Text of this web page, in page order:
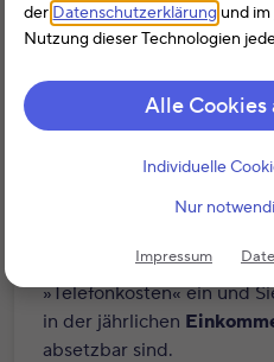
der Datenschutzerklärung und im
Nutzung dieser Technologien
Alle
Individuelle
Nur
Impressum
Geben Sie Ihren
»Telefonkosten« ein und
in der jährlichen
absetzbar sind.